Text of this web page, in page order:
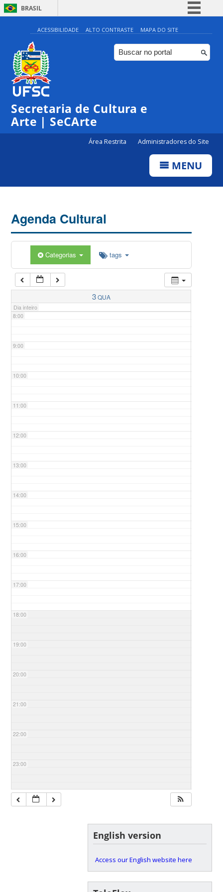
BRASIL
Simplifique!
Comunica BR
Participe
ACESSIBILIDADE ALTO CONTRASTE MAPA DO SITE
Secretaria de Cultura e
Arte | SeCArte
Área Restrita Administradores do Site
MENU
Agenda Cultural
Categorias tags
3QUA
Dia inteiro
0:00
1:00
5:00
7:00
8:00
9:00
10:00
11:00
12:00
13:00
14:00
15:00
16:00
17:00
18:00
19:00
20:00
21:00
22:00
23:00
English version
Access our English website here